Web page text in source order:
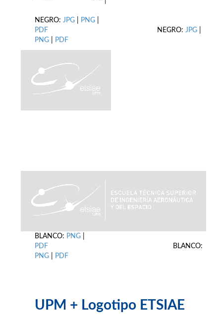
NEGRO: JPG PNG
PDF NEGRO: JPG
PNG
PDF
BLANCO: PNG
PDF BLANCO:
PNG
PDF
UPM + Logotipo ETSIAE